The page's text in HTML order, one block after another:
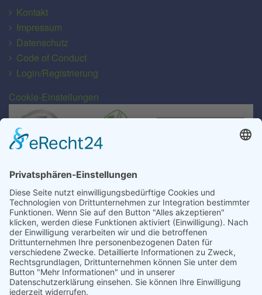
Kontakt
Impressum
Datenschutz
Code of Conduct
Login/Registrierung
Cookie-Einstellungen
Transport für alle Abfall- und Schüttgutarten
EU-Lizenz-Nr.: D/Sn-063-ZWL
MRH Mülsen GmbH
Gewerbegebiet Gartenstraße 49/50
D-08132 Mülsen/OT St. Jacob
MRH Mülsen GmbH
In der Muna 8
D-15749 Mittenwalde/OT Töpchin